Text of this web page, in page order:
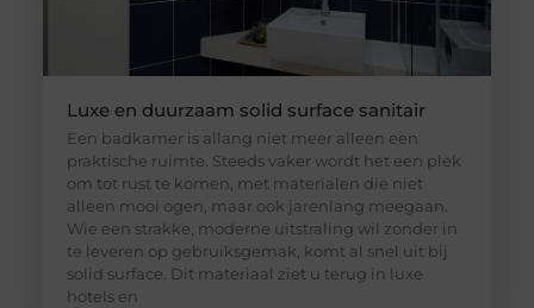
Luxe en duurzaam solid surface sanitair
Een badkamer is allang niet meer alleen een
praktische ruimte. Steeds vaker wordt het een plek
om tot rust te komen, met materialen die niet
alleen mooi ogen, maar ook jarenlang meegaan.
Wie een strakke, moderne uitstraling wil zonder in
te leveren op gebruiksgemak, komt al snel uit bij
solid surface. Dit materiaal ziet u terug in luxe
hotels en